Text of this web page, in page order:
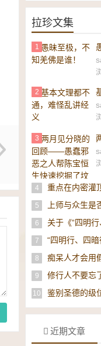
拉珍文集
1
2
3
4 重点在内密灌
5 上师与众生是
6
关于《“四明行
不是圣者，即是邪
7
“四明行、四
者，即是邪师！
8 痴呆人才会用
9 修行人不要
10 鉴别圣德的级
近期文章